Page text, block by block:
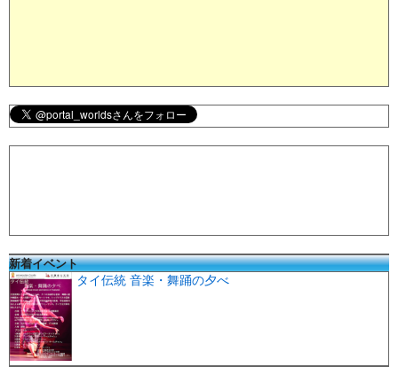
新着イベント
タイ伝統 音楽・舞踊の夕べ